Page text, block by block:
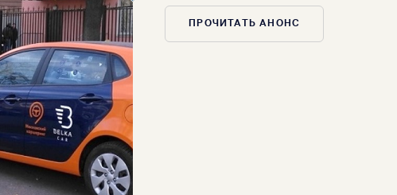
ПРОЧИТАТЬ АНОНС